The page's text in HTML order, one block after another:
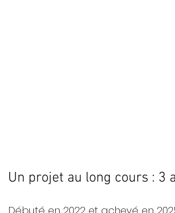
Un projet au long cours : 3